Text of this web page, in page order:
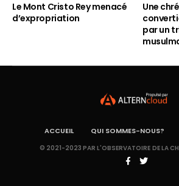
Le Mont Cristo Rey menacé
d’expropriation
Une
par un
ACCUEIL QUI SOMMES-NOUS?
© 2021-2023 PAR L'OBSERVATOIRE DE LA